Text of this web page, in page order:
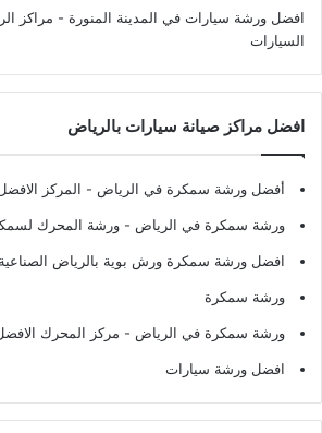
افضل ورشة سيارات في المدينة المنورة - مراكز
السيارات
افضل مراكز صيانة سيارات بالرياض
أفضل ورشة سمكرة في الرياض - المركز
ورشة سمكرة في الرياض - ورشة المحرك
افضل ورشة سمكرة ورش بوية بالرياض الصناعية
ورشة سمكرة
ورشة سمكرة في الرياض - مركز المحرك
افضل ورشة سيارات